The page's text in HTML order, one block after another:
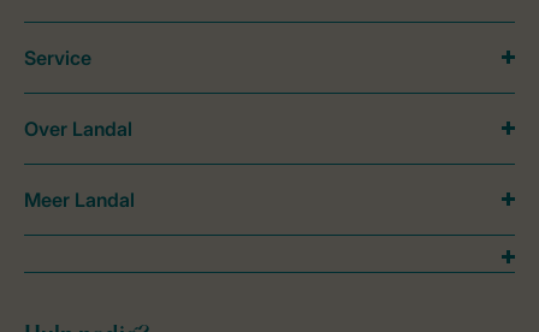
Service
Over Landal
Meer Landal